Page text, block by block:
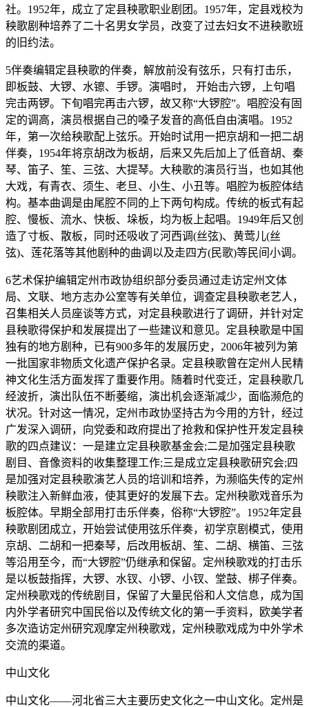
社。1952年，成立了定县秧歌职业剧团。1957年，定县戏校为
秧歌剧种培养了二十名男女学员，改变了过去妇女不进秧歌班
的旧约法。
5伴奏编辑定县秧歌的伴奏，解放前没有弦乐，只有打击乐，
即板鼓、大锣、水镲、手锣。演唱时， 开始击六锣，上句唱
完击两锣。下旬唱完再击六锣，故又称“大锣腔”。唱腔没有固
定的调高，演员根据自己的嗓子发音的高低自由演唱。1952
年，第一次给秧歌配上弦乐。开始时试用一把京胡和一把二胡
伴奏，1954年将京胡改为板胡，后来又先后加上了低音胡、秦
琴、笛子、笙、三弦、大提琴。大秧歌的演员行当，也如其他
大戏，有青衣、须生、老旦、小生、小丑等。唱腔为板腔体结
构。基本曲调是由尾腔不同的上下两句构成。传统的板式有起
腔、慢板、流水、快板、垛板，均为板上起唱。1949年后又创
造了寸板、散板，同时还吸收了河西调(丝弦)、黄莺儿(丝
弦)、莲花落等其他剧种的曲调以及走四方(民歌)等民间小调。
6艺术保护编辑定州市政协组织部分委员通过走访定州文体
局、文联、地方志办公室等有关单位，调查定县秧歌老艺人，
召集相关人员座谈等方式，对定县秧歌进行了调研，并针对定
县秧歌得保护和发展提出了一些建议和意见。定县秧歌是中国
独有的地方剧种，已有900多年的发展历史，2006年被列为第
一批国家非物质文化遗产保护名录。定县秧歌曾在定州人民精
神文化生活方面发挥了重要作用。随着时代变迁，定县秧歌几
经波折，演出队伍不断萎缩，演出机会逐渐减少，面临濒危的
状况。针对这一情况，定州市政协坚持古为今用的方针，经过
广发深入调研，向党委和政府提出了抢救和保护性开发定县秧
歌的四点建议：一是建立定县秧歌基金会;二是加强定县秧歌
剧目、音像资料的收集整理工作;三是成立定县秧歌研究会;四
是加强对定县秧歌演艺人员的培训和培养，为濒临失传的定州
秧歌注入新鲜血液，使其更好的发展下去。定州秧歌戏音乐为
板腔体。早期全部用打击乐伴奏，俗称“大锣腔”。1952年定县
秧歌剧团成立，开始尝试使用弦乐伴奏，初学京剧模式，使用
京胡、二胡和一把秦琴，后改用板胡、笙、二胡、横笛、三弦
等沿用至今，而“大锣腔”仍继承和保留。定州秧歌戏的打击乐
是以板鼓指挥，大锣、水钗、小锣、小钗、堂鼓、梆子伴奏。
定州秧歌戏的传统剧目，保留了大量民俗和人文信息，成为国
内外学者研究中国民俗以及传统文化的第一手资料，欧美学者
多次造访定州研究观摩定州秧歌戏，定州秧歌戏成为中外学术
交流的渠道。
中山文化
中山文化——河北省三大主要历史文化之一中山文化。定州是